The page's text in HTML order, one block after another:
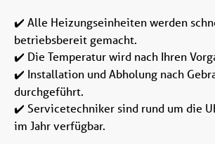
✔️ Alle Heizungseinheiten werden
betriebsbereit gemacht.
✔️ Die Temperatur wird nach Ihren
✔️ Installation und Abholung nach
durchgeführt.
✔️ Servicetechniker sind rund um die
im Jahr verfügbar.